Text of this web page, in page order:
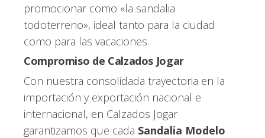
promocionar como «la sandalia
todoterreno», ideal tanto para la ciudad
como para las vacaciones.
Compromiso de Calzados Jogar
Con nuestra consolidada trayectoria en la
importación y exportación nacional e
internacional, en Calzados Jogar
garantizamos que cada Sandalia Modelo